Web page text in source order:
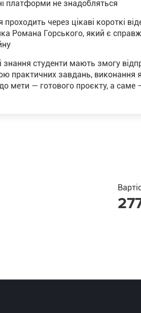
платформи не знадобляться
проходить через цікаві короткі
Романа Горського, який є
знання студенти мають змогу
практичних завдань, виконання
до мети — готового проєкту, а саме